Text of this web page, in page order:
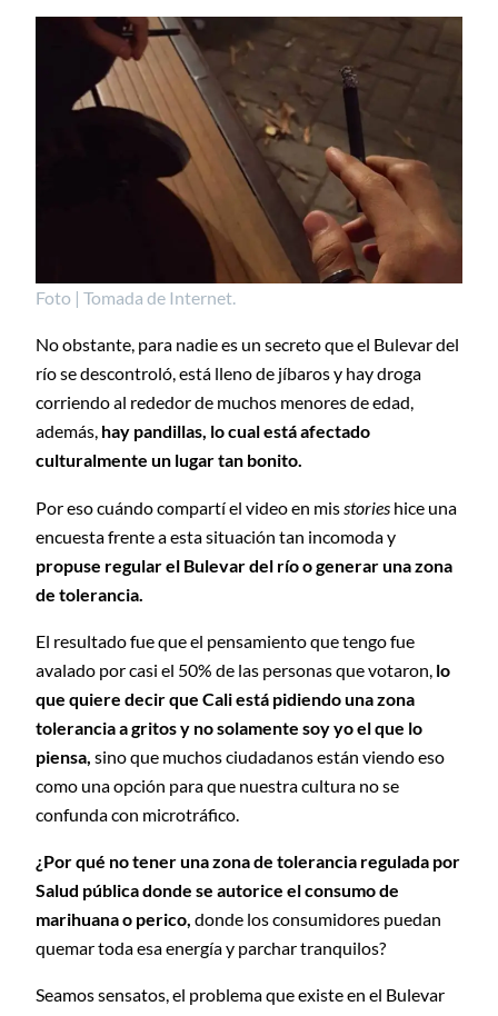
Foto | Tomada de Internet.
No obstante, para nadie es un secreto que el Bulevar del
río se descontroló, está lleno de jíbaros y hay droga
corriendo al rededor de muchos menores de edad,
además, hay pandillas, lo cual está afectado
culturalmente un lugar tan bonito.
Por eso cuándo compartí el video en mis stories hice una
encuesta frente a esta situación tan incomoda y
propuse regular el Bulevar del río o generar una zona
de tolerancia.
El resultado fue que el pensamiento que tengo fue
avalado por casi el 50% de las personas que votaron, lo
que quiere decir que Cali está pidiendo una zona
tolerancia a gritos y no solamente soy yo el que lo
piensa, sino que muchos ciudadanos están viendo eso
como una opción para que nuestra cultura no se
confunda con microtráfico.
¿Por qué no tener una zona de tolerancia regulada por
Salud pública donde se autorice el consumo de
marihuana o perico, donde los consumidores puedan
quemar toda esa energía y parchar tranquilos?
Seamos sensatos, el problema que existe en el Bulevar